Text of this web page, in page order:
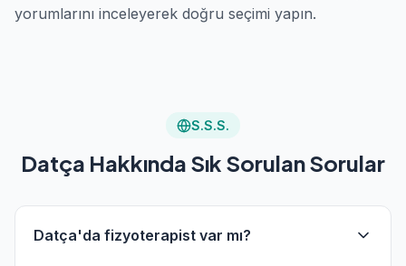
yorumlarını inceleyerek doğru seçimi yapın.
S.S.S.
Datça Hakkında Sık Sorulan Sorular
Datça'da fizyoterapist var mı?